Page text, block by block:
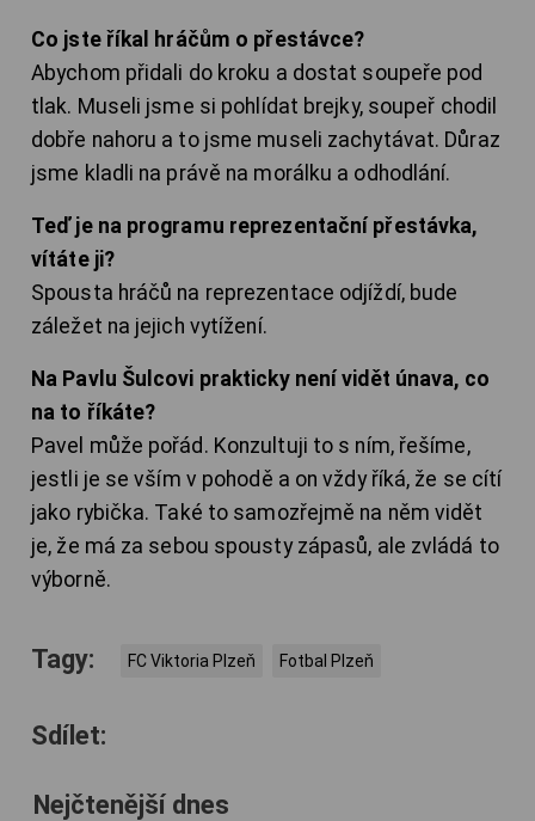
Co jste říkal hráčům o přestávce?
Abychom přidali do kroku a dostat soupeře pod
tlak. Museli jsme si pohlídat brejky, soupeř chodil
dobře nahoru a to jsme museli zachytávat. Důraz
jsme kladli na právě na morálku a odhodlání.
Teď je na programu reprezentační přestávka,
vítáte ji?
Spousta hráčů na reprezentace odjíždí, bude
záležet na jejich vytížení.
Na Pavlu Šulcovi prakticky není vidět únava, co
na to říkáte?
Pavel může pořád. Konzultuji to s ním, řešíme,
jestli je se vším v pohodě a on vždy říká, že se cítí
jako rybička. Také to samozřejmě na něm vidět
je, že má za sebou spousty zápasů, ale zvládá to
výborně.
Tagy: FC Viktoria Plzeň Fotbal Plzeň
Sdílet:
Nejčtenější dnes